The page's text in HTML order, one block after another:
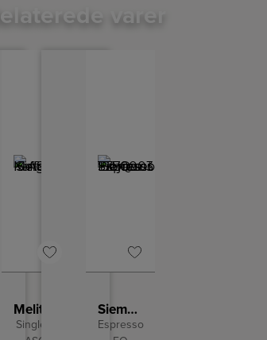
varer
Single 5
Siemens Plejesæt
Espresso